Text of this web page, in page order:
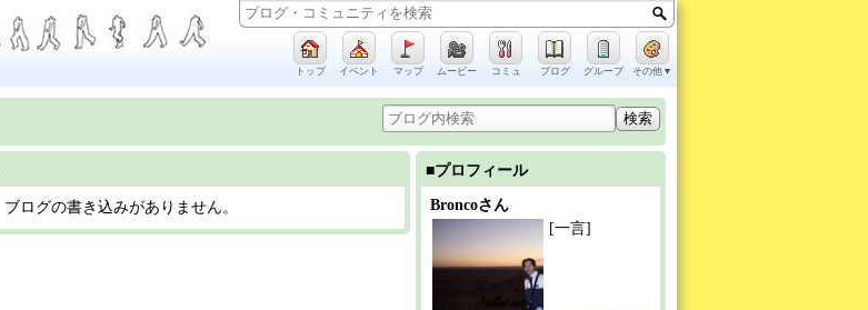
トップ イベント マップ ムービー コミュ ブログ グループ その他▼
ブログの書き込みがありません。
■プロフィール
Broncoさん
[一言]